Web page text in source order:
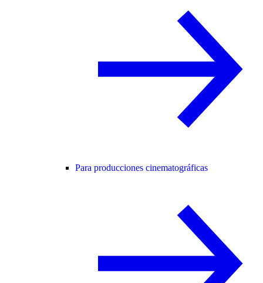
Para producciones cinematográficas